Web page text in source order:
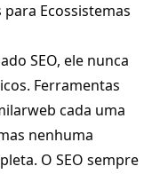
Ecossistemas
SEO, ele nunca
Ferramentas
cada uma
nenhuma
O SEO sempre